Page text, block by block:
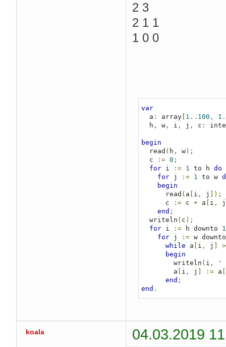
2
2 1
1 0
var
  a
: array[ 1. . 100 , 1.
  h
, w, i , j , c :
begin
  read
( h , w);
  c
:= 0 ;
for i := 1 to h do
for j := 1 to w
begin
      read
( a [ i , j ]);
      c
:= c + a [ i , j
end ;
  writeln
( c );
for i := h downto 1
for j := w
while a [ i , j ]
begin
        writeln
( i ,
'
        a
[ i , j ] := a [
end ;
end .
koala 04.03.2019